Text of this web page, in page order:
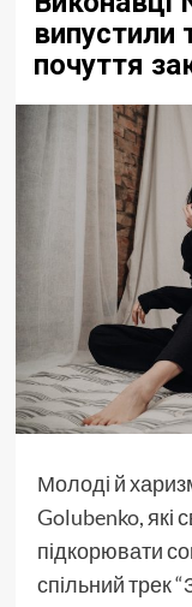
випустили
почуття
Молоді й
Golubenko, які
підкорювати
спільний трек